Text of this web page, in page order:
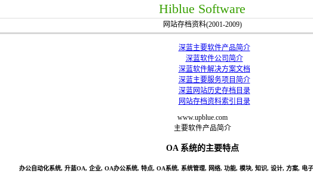
Hiblue Software
网站存档资料(2001-2009)
深蓝主要软件产品简介
深蓝软件公司简介
深蓝软件解决方案文档
深蓝主要服务项目简介
深蓝网站历史存档目录
网站存档资料索引目录
www.upblue.com
主要软件产品简介
OA 系统的主要特点
办公自动化系统, 升蓝OA, 企业, OA办公系统, 特点, OA系统, 系统管理, 网络, 功能, 模块, 知识, 设计, 方案, 电